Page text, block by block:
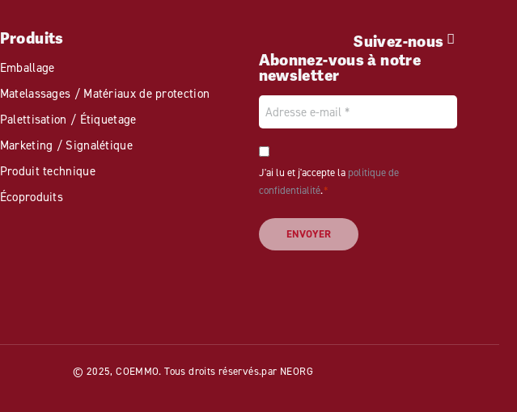
Produits
Emballage
Matelassages / Matériaux de protection
Palettisation / Étiquetage
Marketing / Signalétique
Produit technique
Écoproduits
Suivez-nous
Abonnez-vous à notre
newsletter
Email
Consentement
*
J'ai lu et j'accepte la politique de
confidentialité.*
© 2025, COEMMO. Tous droits réservés.par NEORG